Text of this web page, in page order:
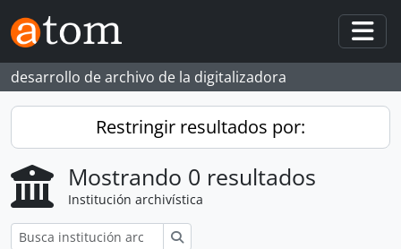
Skip to main content
desarrollo de archivo de la digitalizadora
Restringir resultados por:
Mostrando 0 resultados
Institución archivística